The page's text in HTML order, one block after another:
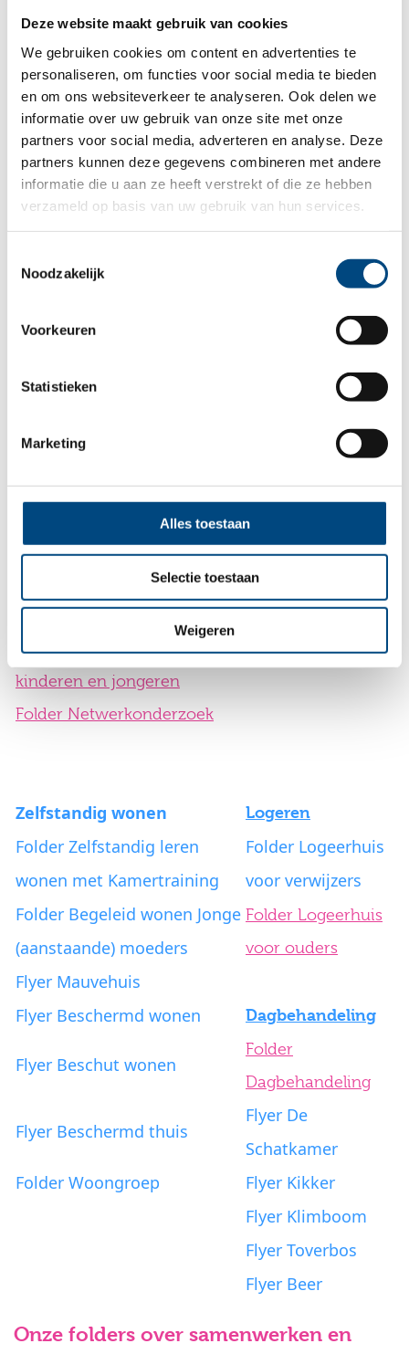
Deze website maakt gebruik van cookies
We gebruiken cookies om content en advertenties te
personaliseren, om functies voor social media te bieden
en om ons websiteverkeer te analyseren. Ook delen we
informatie over uw gebruik van onze site met onze
partners voor social media, adverteren en analyse. Deze
partners kunnen deze gegevens combineren met andere
informatie die u aan ze heeft verstrekt of die ze hebben
verzameld op basis van uw gebruik van hun services.
Noodzakelijk
Voorkeuren
Statistieken
Marketing
Alles toestaan
Selectie toestaan
Weigeren
Gezinsgerichte
Psychomotorische
therapie (GPMT)
Folder Wat is pleegzorg
Flyer Topdog
Folder Pleegouder worden
Folder Gezinshuis
Folder
Flyer Theraplay
Folder Mentorhuis Folder Speltherapie
Folder Gezinshuis worden
Systeemtherapie
Folder Perspectief
Gezinsbegeleiding
Folder
Traumastabilisatie
Onderzoekende
Gezinsbegeleiding - voor
kinderen en jongeren
Folder Netwerkonderzoek
Zelfstandig wonen Logeren
Folder Zelfstandig leren
wonen met Kamertraining
Folder Logeerhuis
voor verwijzers
Folder Begeleid wonen Jonge
(aanstaande) moeders
Folder Logeerhuis
voor ouders
Flyer Mauvehuis
Flyer Beschermd wonen
Dagbehandeling
Flyer Beschut wonen
Folder
Dagbehandeling
Flyer Beschermd thuis
Flyer De
Schatkamer
Folder Woongroep
Flyer Kikker
Flyer Klimboom
Flyer Toverbos
Flyer Beer
Onze folders over samenwerken en